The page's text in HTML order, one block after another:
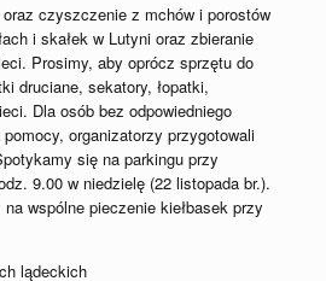
czyszczenie z mchów i porostów
i skałek w Lutyni oraz zbieranie
Prosimy, aby oprócz sprzętu do
druciane, sekatory, łopatki,
Dla osób bez odpowiedniego
organizatorzy przygotowali
się na parkingu przy
9.00 w niedzielę (22 listopada br.).
wspólne pieczenie kiełbasek przy
lądeckich